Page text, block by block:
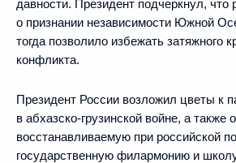
давности. Президент подчеркнул, что
о признании независимости Южной
тогда позволило избежать затяжного
конфликта.
Президент России возложил цветы к
в абхазско-грузинской войне, а также
восстанавливаемую при российской
государственную филармонию и